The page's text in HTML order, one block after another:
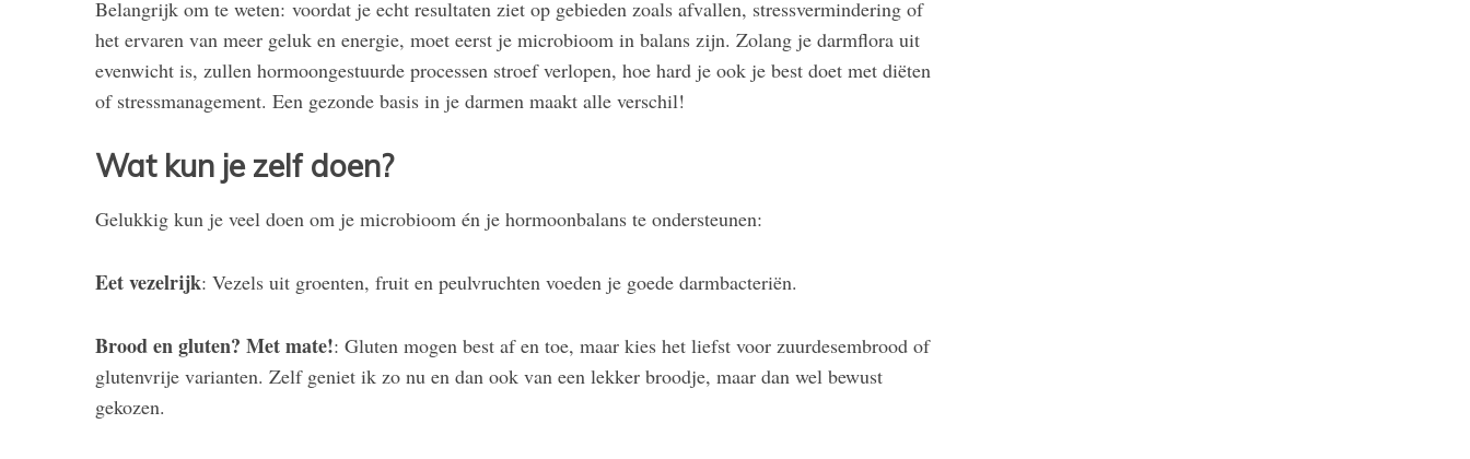
Belangrijk om te weten: voordat je echt resultaten ziet op gebieden zoals afvallen, stressvermindering of
het ervaren van meer geluk en energie, moet eerst je microbioom in balans zijn. Zolang je darmflora uit
evenwicht is, zullen hormoongestuurde processen stroef verlopen, hoe hard je ook je best doet met diëten
of stressmanagement. Een gezonde basis in je darmen maakt alle verschil!
Wat kun je zelf doen?
Gelukkig kun je veel doen om je microbioom én je hormoonbalans te ondersteunen:
Eet vezelrijk: Vezels uit groenten, fruit en peulvruchten voeden je goede darmbacteriën.
Brood en gluten? Met mate!: Gluten mogen best af en toe, maar kies het liefst voor zuurdesembrood of
glutenvrije varianten. Zelf geniet ik zo nu en dan ook van een lekker broodje, maar dan wel bewust
gekozen.